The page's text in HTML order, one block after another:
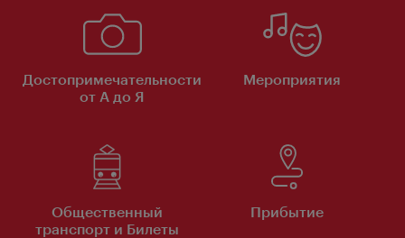
Достопримечательности
от А до Я
Мероприятия
Общественный
транспорт и Билеты
Прибытие